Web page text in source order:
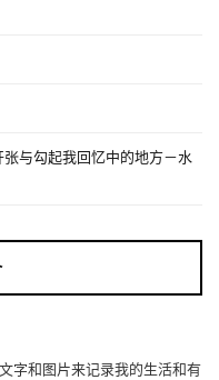
张与勾起我回忆中的地方－水
字和图片来记录我的生活和有